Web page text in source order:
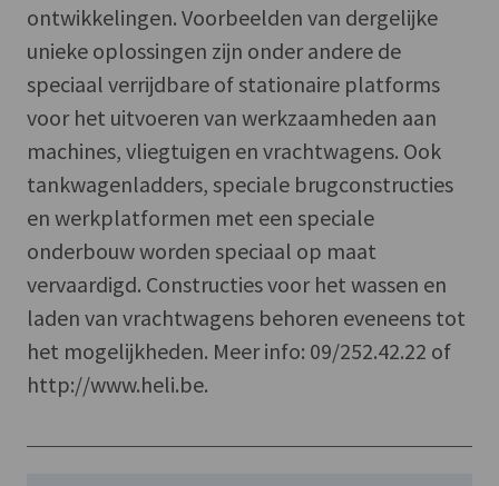
ontwikkelingen. Voorbeelden van dergelijke
unieke oplossingen zijn onder andere de
speciaal verrijdbare of stationaire platforms
voor het uitvoeren van werkzaamheden aan
machines, vliegtuigen en vrachtwagens. Ook
tankwagenladders, speciale brugconstructies
en werkplatformen met een speciale
onderbouw worden speciaal op maat
vervaardigd. Constructies voor het wassen en
laden van vrachtwagens behoren eveneens tot
het mogelijkheden. Meer info: 09/252.42.22 of
http://www.heli.be.